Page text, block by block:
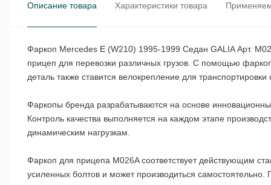
Описание товара Характеристики товара
Фаркоп Mercedes E (W210) 1995-1999 Седан GALIA Арт.
прицеп для перевозки различных грузов. С помощью
деталь также ставится велокрепление для
Фаркопы бренда разрабатываются на основе
Контроль качества выполняется на каждом этапе
динамическим нагрузкам.
Фаркоп для прицепа M026A соответствует действующим
усиленных болтов и может производиться